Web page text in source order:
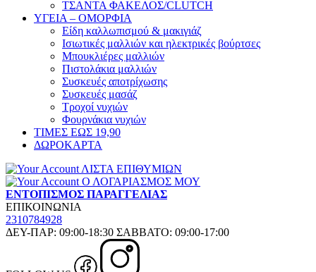
ΤΣΑΝΤΑ ΦΑΚΕΛΟΣ/CLUTCH
ΥΓΕΙΑ – ΟΜΟΡΦΙΑ
Είδη καλλωπισμού & μακιγιάζ
Ισιωτικές μαλλιών και ηλεκτρικές βούρτσες
Μπουκλιέρες μαλλιών
Πιστολάκια μαλλιών
Συσκευές αποτρίχωσης
Συσκευές μασάζ
Τροχοί νυχιών
Φουρνάκια νυχιών
ΤΙΜΕΣ ΕΩΣ 19,90
ΔΩΡΟΚΑΡΤΑ
ΛΙΣΤΑ ΕΠΙΘΥΜΙΩΝ
Ο ΛΟΓΑΡΙΑΣΜΟΣ ΜΟΥ
ΕΝΤΟΠΙΣΜΟΣ ΠΑΡΑΓΓΕΛΙΑΣ
ΕΠΙΚΟΙΝΩΝΙΑ
2310784928
ΔΕΥ-ΠΑΡ: 09:00-18:30 ΣΑΒΒΑΤΟ: 09:00-17:00